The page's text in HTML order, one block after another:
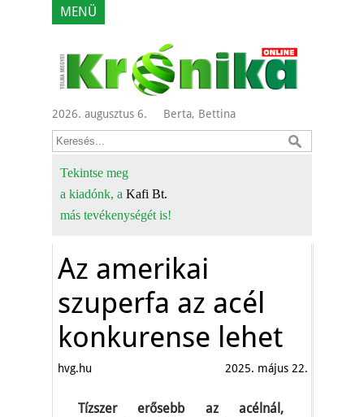
MENÜ
2026. augusztus 6. Berta, Bettina
Tekintse meg
a kiadónk, a Kafi Bt.
más tevékenységét is!
Az amerikai
szuperfa az acél
konkurense lehet
hvg.hu 2025. május 22.
Tízszer erősebb az acélnál,